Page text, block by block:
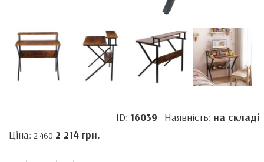
ID: 16039 Наявність: на складі
Ціна: 2 460 2 214 грн.